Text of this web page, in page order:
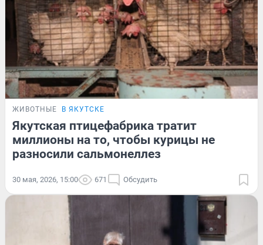
ЖИВОТНЫЕ В ЯКУТСКЕ
Якутская птицефабрика тратит
миллионы на то, чтобы курицы не
разносили сальмонеллез
30 мая, 2026, 15:00 671 Обсудить